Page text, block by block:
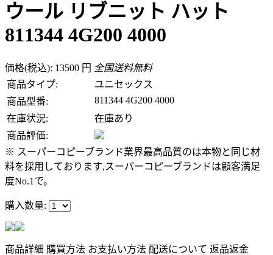
ウール リブニット ハット
811344 4G200 4000
価格(税込): 13500 円 全国送料無料
商品タイプ:
ユニセックス
商品型番:
811344 4G200 4000
在庫状況:
在庫あり
商品評価:
※ スーパーコピーブランド業界最高品質のは本物と同じ材
料を採用しております,スーパーコピーブランドは顧客満足
度No.1で。
購入数量:
商品詳細 購買方法 お支払い方法 配送について 返品返金